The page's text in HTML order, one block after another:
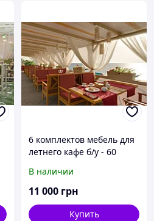
6 комплектов мебель для
летнего кафе б/у - 60
посадочных.
В наличии
11 000 грн
Купить